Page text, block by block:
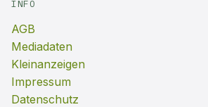
INFO
AGB
Mediadaten
Kleinanzeigen
Impressum
Datenschutz